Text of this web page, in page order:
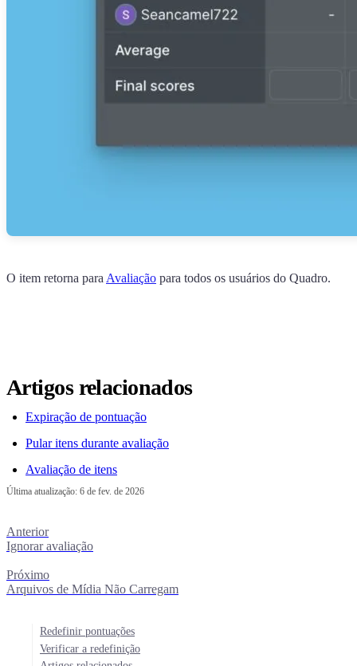
O item retorna para Avaliação para todos os usuários do Quadro.
Artigos relacionados
Expiração de pontuação
Pular itens durante avaliação
Avaliação de itens
Última atualização: 6 de fev. de 2026
Anterior
Ignorar avaliação
Próximo
Arquivos de Mídia Não Carregam
Redefinir pontuações
Verificar a redefinição